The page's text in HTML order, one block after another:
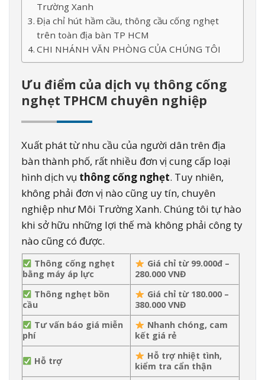
Trường Xanh
Địa chỉ hút hầm cầu, thông cầu cống nghẹt
trên toàn địa bàn TP HCM
CHI NHÁNH VĂN PHÒNG CỦA CHÚNG TÔI
Ưu điểm của dịch vụ thông cống
nghẹt TPHCM chuyên nghiệp
Xuất phát từ nhu cầu của người dân trên địa
bàn thành phố, rất nhiều đơn vị cung cấp loại
hình dịch vụ thông cống nghẹt. Tuy nhiên,
không phải đơn vị nào cũng uy tín, chuyên
nghiệp như Môi Trường Xanh. Chúng tôi tự hào
khi sở hữu những lợi thế mà không phải công ty
nào cũng có được.
Thông cống nghẹt
bằng máy áp lực
Giá chỉ từ 99.000đ –
280.000 VNĐ
Thông nghẹt bồn
cầu
Giá chỉ từ 180.000 –
380.000 VNĐ
Tư vấn báo giá miễn
phí
Nhanh chóng, cam
kết giá rẻ
Hỗ trợ
Hỗ trợ nhiệt tình,
kiểm tra cẩn thận